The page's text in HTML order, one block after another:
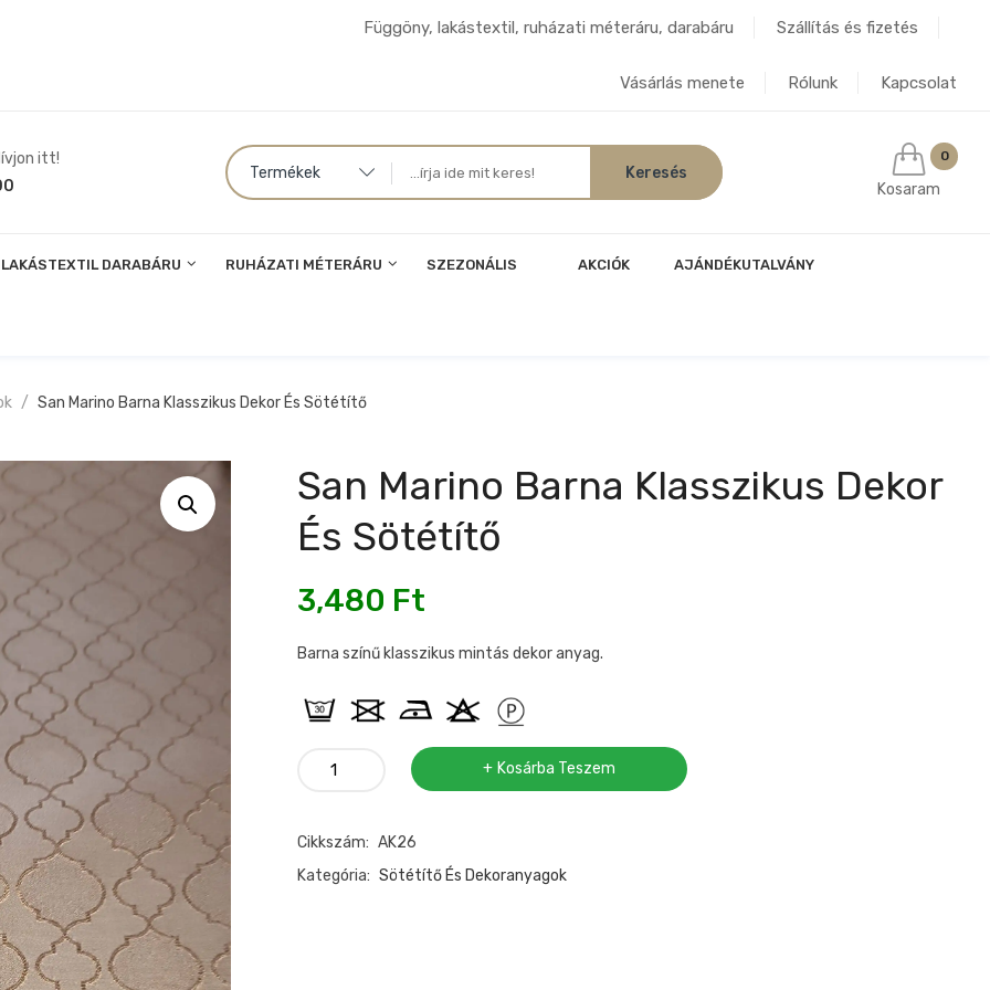
Függöny, lakástextil, ruházati méteráru, darabáru Szállítás és fizetés
Vásárlás menete Rólunk Kapcsolat
itt!
Termékek
0
Kosaram
LAKÁSTEXTIL DARABÁRU RUHÁZATI MÉTERÁRU SZEZONÁLIS AKCIÓK AJÁNDÉKUTALVÁNY
San Marino Barna Klasszikus Dekor És Sötétítő
San Marino Barna Klasszikus Dekor
És Sötétítő
3,480 Ft
Barna színű klasszikus mintás dekor anyag.
klasszikus
dekor
Kosárba Teszem
Cikkszám: AK26
Kategória: Sötétítő És Dekoranyagok